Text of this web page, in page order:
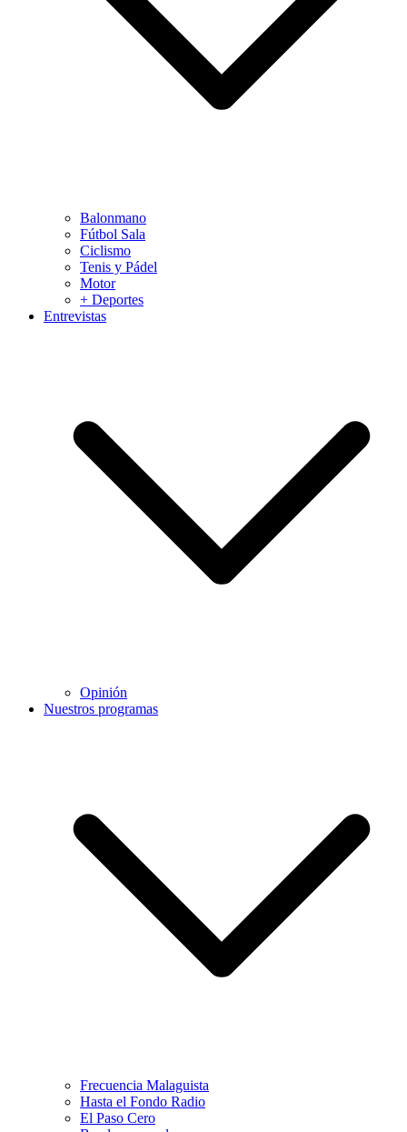
Balonmano
Fútbol Sala
Ciclismo
Tenis y Pádel
Motor
+ Deportes
Entrevistas
Opinión
Nuestros programas
Frecuencia Malaguista
Hasta el Fondo Radio
El Paso Cero